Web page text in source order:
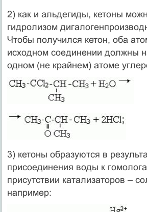
2) как и альдегиды, кетоны
гидролизом
Чтобы получился кетон, оба
исходном соединении должны
одном (не крайнем) атоме
3) кетоны образуются в
присоединения воды к
присутствии катализаторов –
например: